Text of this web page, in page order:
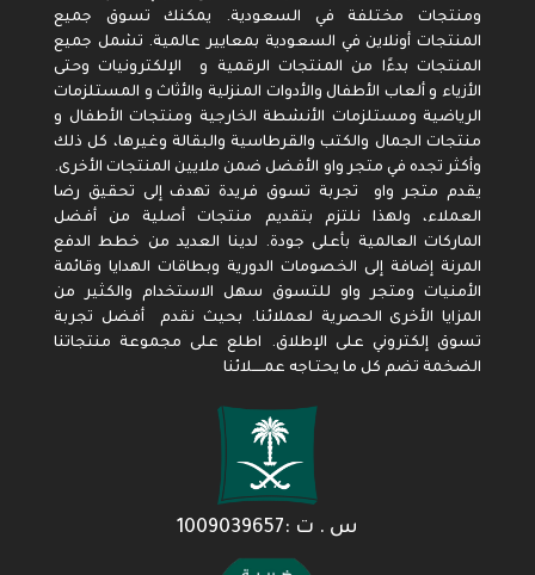
ومنتجات مختلفة في السعودية. يمكنك تسوق جميع
المنتجات أونلاين في السعودية بمعايير عالمية. تشمل جميع
المنتجات بدءًا من المنتجات الرقمية و الإلكترونيات وحتى
الأزياء و ألعاب الأطفال والأدوات المنزلية والأثاث و المستلزمات
الرياضية ومستلزمات الأنشطة الخارجية ومنتجات الأطفال و
منتجات الجمال والكتب والقرطاسية والبقالة وغيرها، كل ذلك
وأكثر تجده في متجر واو الأفضل ضمن ملايين المنتجات الأخرى.
يقدم متجر واو تجربة تسوق فريدة تهدف إلى تحقيق رضا
العملاء، ولهذا نلتزم بتقديم منتجات أصلية من أفضل
الماركات العالمية بأعلى جودة. لدينا العديد من خطط الدفع
المرنة إضافة إلى الخصومات الدورية وبطاقات الهدايا وقائمة
الأمنيات ومتجر واو للتسوق سهل الاستخدام والكثير من
المزايا الأخرى الحصرية لعملائنا. بحيث نقدم أفضل تجربة
تسوق إلكتروني على الإطلاق. اطلع على مجموعة منتجاتنا
الضخمة تضم كل ما يحتـاجه عمـــــلائنا
س . ت :1009039657